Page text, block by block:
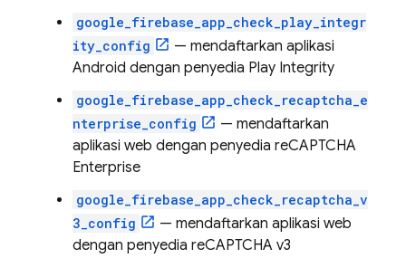
google_firebase_app_check_play_integr
ity_config
— mendaftarkan aplikasi
Android dengan penyedia Play Integrity
google_firebase_app_check_recaptcha_e
nterprise_config
— mendaftarkan
aplikasi web dengan penyedia reCAPTCHA
Enterprise
google_firebase_app_check_recaptcha_v
3_config
— mendaftarkan aplikasi web
dengan penyedia reCAPTCHA v3